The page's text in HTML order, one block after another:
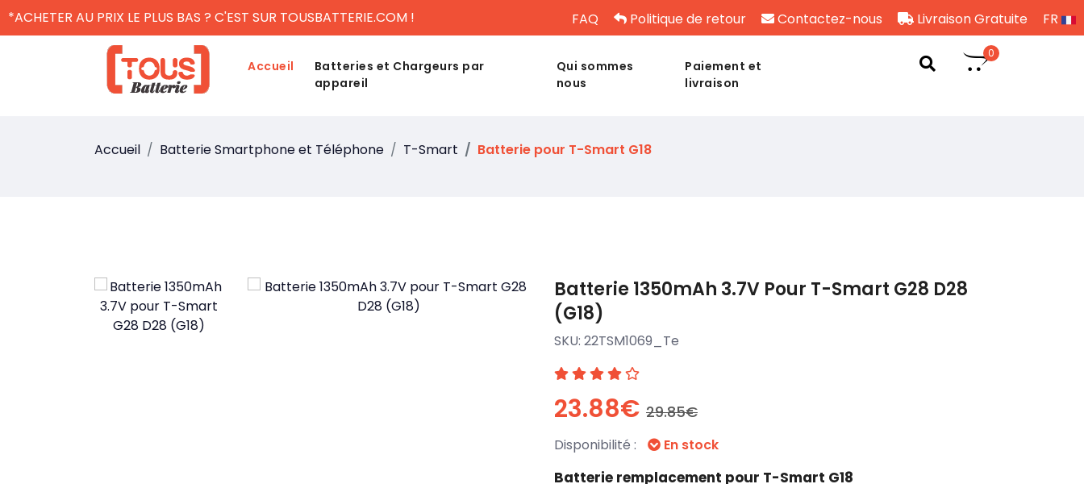
*ACHETER AU PRIX LE PLUS BAS ? C'EST SUR TOUSBATTERIE.COM ! FAQ Politique de retour Contactez-nous Livraison Gratuite FR
Accueil
Batteries et Chargeurs par
appareil
Qui sommes
nous
Paiement et
livraison
0
Accueil Batterie Smartphone et Téléphone T-Smart Batterie pour T-Smart G18
Batterie 1350mAh 3.7V Pour T-Smart G28 D28
(G18)
SKU: 22TSM1069_Te
23.88€ 29.85€
Disponibilité : En stock
Batterie remplacement pour T-Smart G18